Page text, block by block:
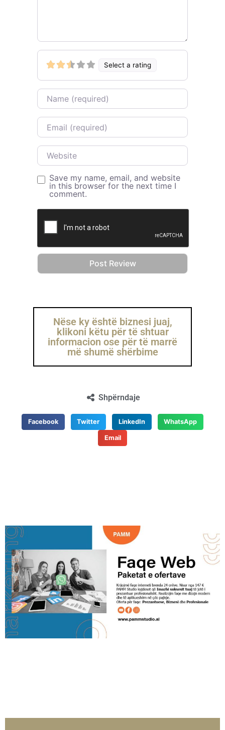
Select a rating
Name
Email
Website
Save my name, email, and website
in this browser for the next time I
comment.
Nëse ky është biznesi juaj,
klikoni këtu për të shtuar
informacion ose për të marrë
më shumë shërbime
Shpërndaje
Facebook Twitter LinkedIn WhatsApp
Email